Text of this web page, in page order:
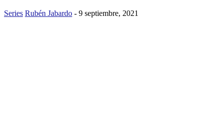
Series Rubén Jabardo - 9 septiembre, 2021